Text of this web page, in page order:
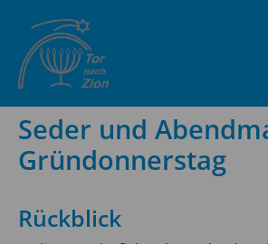
Seder und
Gründonnerstag
Rückblick